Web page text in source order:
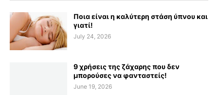
Ποια είναι η καλύτερη στάση ύπνου και
γιατί!
July 24, 2026
9 χρήσεις της ζάχαρης που δεν
μπορούσες να φανταστείς!
June 19, 2026